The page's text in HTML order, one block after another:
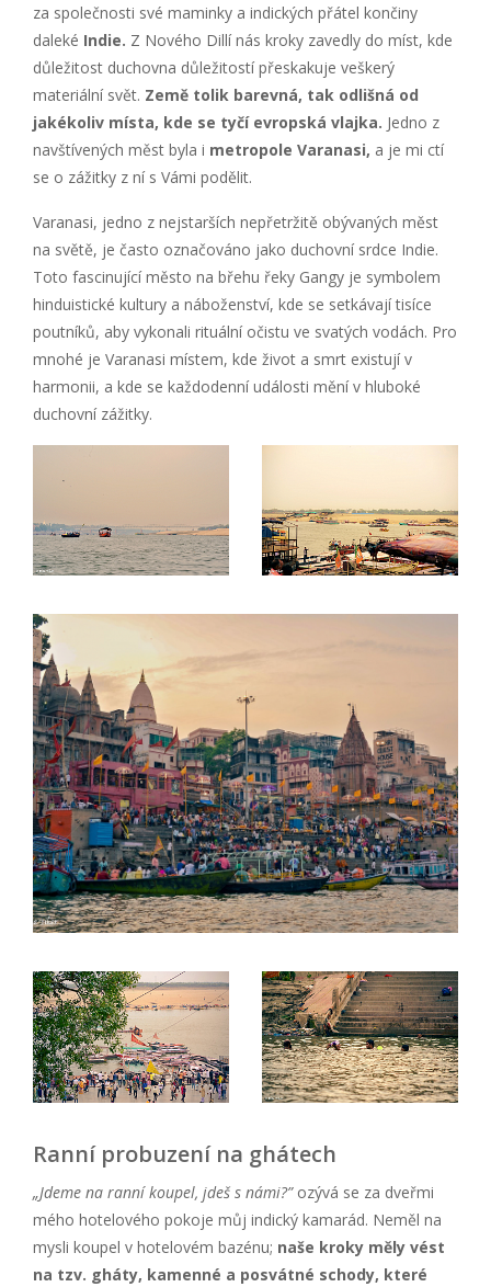
za společnosti své maminky a indických přátel končiny
daleké Indie. Z Nového Dillí nás kroky zavedly do míst, kde
důležitost duchovna důležitostí přeskakuje veškerý
materiální svět. Země tolik barevná, tak odlišná od
jakékoliv místa, kde se tyčí evropská vlajka. Jedno z
navštívených měst byla i metropole Varanasi, a je mi ctí
se o zážitky z ní s Vámi podělit.
Varanasi, jedno z nejstarších nepřetržitě obývaných měst
na světě, je často označováno jako duchovní srdce Indie.
Toto fascinující město na břehu řeky Gangy je symbolem
hinduistické kultury a náboženství, kde se setkávají tisíce
poutníků, aby vykonali rituální očistu ve svatých vodách. Pro
mnohé je Varanasi místem, kde život a smrt existují v
harmonii, a kde se každodenní události mění v hluboké
duchovní zážitky.
Ranní probuzení na ghátech
„Jdeme na ranní koupel, jdeš s námi?” ozývá se za dveřmi
mého hotelového pokoje můj indický kamarád. Neměl na
mysli koupel v hotelovém bazénu; naše kroky měly vést
na tzv. gháty, kamenné a posvátné schody, které